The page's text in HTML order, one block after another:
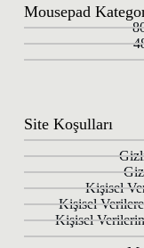
Mousepad
Site Koşulları
Kişisel
Kişisel
Kişisel